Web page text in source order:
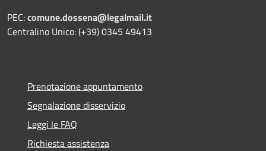
PEC:comune.dossena@legalmail.it
Centralino Unico: (+39) 0345 49413
Prenotazione appuntamento
Segnalazione disservizio
Leggi le FAQ
Richiesta assistenza